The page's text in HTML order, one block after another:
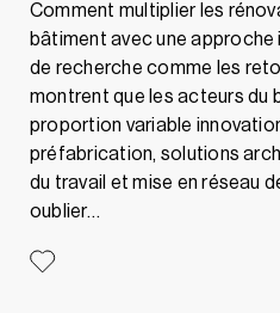
Comment multiplier les
bâtiment avec une
de recherche comme les
montrent que les acteurs du
proportion variable
préfabrication, solutions
du travail et mise en réseau
oublier…